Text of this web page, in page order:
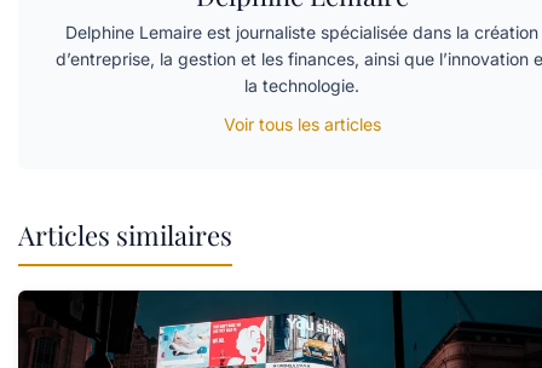
Delphine Lemaire est journaliste spécialisée dans la création
d’entreprise, la gestion et les finances, ainsi que l’innovation
la technologie.
Voir tous les articles
Articles similaires